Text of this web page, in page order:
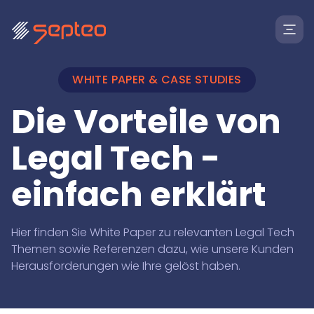
Lösungen
Für
Anwaltskanzleien
Insolvenzkanzleien
Rechtsabteilungen
Großgläubiger
Produkte
Anwaltskanzleien
Lexolution
Marketplace
WHITE PAPER & CASE STUDIES
Die Vorteile von
Legal Tech -
einfach erklärt
Hier finden Sie White Paper zu relevanten Legal Tech
Themen sowie Referenzen dazu, wie unsere Kunden
Herausforderungen wie Ihre gelöst haben.